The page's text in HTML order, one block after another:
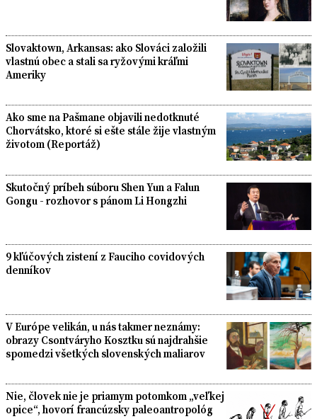
Slovaktown, Arkansas: ako Slováci založili
vlastnú obec a stali sa ryžovými kráľmi
Ameriky
Ako sme na Pašmane objavili nedotknuté
Chorvátsko, ktoré si ešte stále žije vlastným
životom (Reportáž)
Skutočný príbeh súboru Shen Yun a Falun
Gongu - rozhovor s pánom Li Hongzhi
9 kľúčových zistení z Fauciho covidových
denníkov
V Európe velikán, u nás takmer neznámy:
obrazy Csontváryho Kosztku sú najdrahšie
spomedzi všetkých slovenských maliarov
Nie, človek nie je priamym potomkom „veľkej
opice“, hovorí francúzsky paleoantropológ